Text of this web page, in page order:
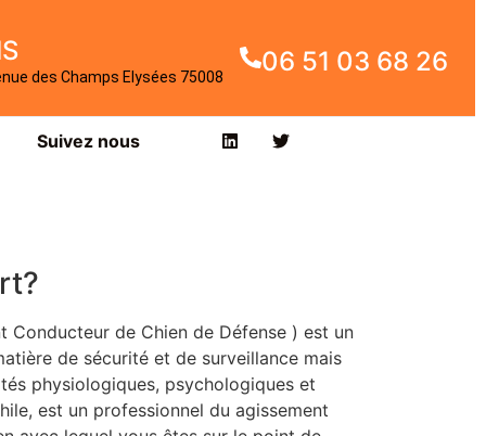
des Champs Elysées 75008 06 51 03 68 26
Suivez nous
Conducteur de Chien de Défense ) est un
de sécurité et de surveillance mais
physiologiques, psychologiques et
est un professionnel du agissement